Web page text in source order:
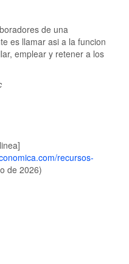
de una
es llamar asi a la funcion
emplear y retener a los
recursos-
de 2026)